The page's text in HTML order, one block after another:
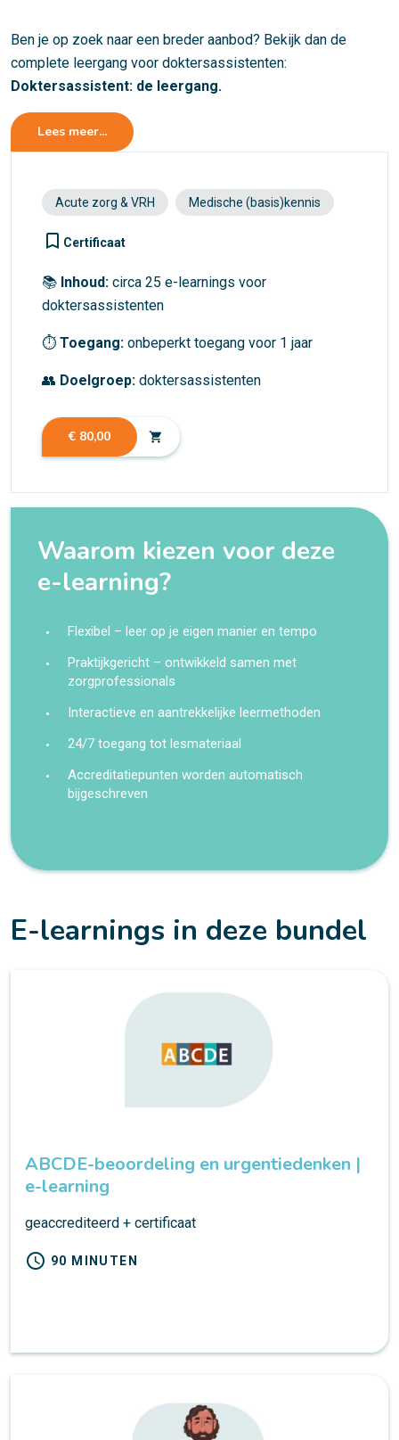
Ben je op zoek naar een breder aanbod? Bekijk dan de
complete leergang voor doktersassistenten:
Doktersassistent: de leergang.
Lees meer...
Acute zorg & VRH Medische (basis)kennis
turned_in_not Certificaat
📚 Inhoud: circa 25 e-learnings voor
doktersassistenten
⏱ Toegang: onbeperkt toegang voor 1 jaar
👥 Doelgroep: doktersassistenten
€ 80,00 shopping_cart
Waarom kiezen voor deze
e-learning?
Flexibel – leer op je eigen manier en tempo
Praktijkgericht – ontwikkeld samen met
zorgprofessionals
Interactieve en aantrekkelijke leermethoden
24/7 toegang tot lesmateriaal
Accreditatiepunten worden automatisch
bijgeschreven
E-learnings in deze bundel
ABCDE-beoordeling en urgentiedenken |
e-learning
geaccrediteerd + certificaat
schedule 90 MINUTEN